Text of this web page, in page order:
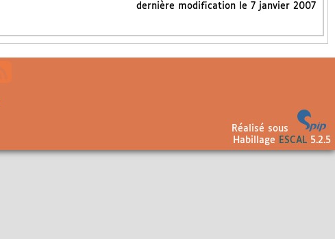
dernière modification le 7 janvier 2007
Réalisé sous
Habillage
ESCAL5.2.5